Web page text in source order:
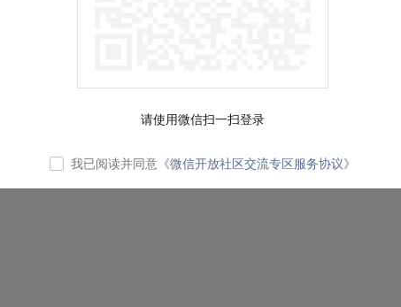
请使用微信扫一扫登录
我已阅读并同意 《微信开放社区交流专区服务协议》